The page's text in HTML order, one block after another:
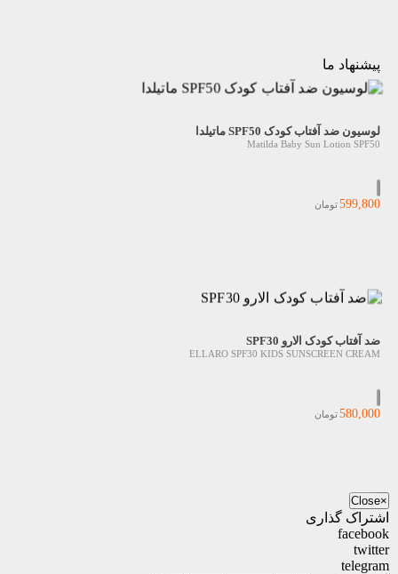
پیشنهاد ما
لوسیون ضد آفتاب کودک SPF50 ماتیلدا
Matilda Baby Sun Lotion SPF50
599,800تومان
ضد آفتاب کودک الارو SPF30
ELLARO SPF30 KIDS SUNSCREEN CREAM
580,000تومان
×
Close
اشتراک گذاری
facebook
twitter
telegram